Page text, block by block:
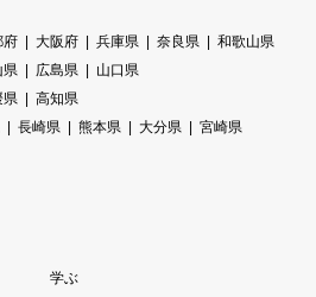
府 大阪府 兵庫県 奈良県
和歌山県
県 広島県
山口県
県
高知県
長崎県 熊本県 大分県
宮崎県
学ぶ